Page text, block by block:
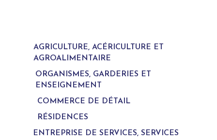
AGRICULTURE, ACÉRICULTURE ET
AGROALIMENTAIRE
ORGANISMES, GARDERIES ET
ENSEIGNEMENT
COMMERCE DE DÉTAIL
RÉSIDENCES
ENTREPRISE DE SERVICES, SERVICES